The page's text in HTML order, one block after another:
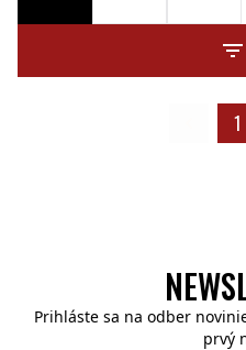
1
Prihláste sa na odber
prvý